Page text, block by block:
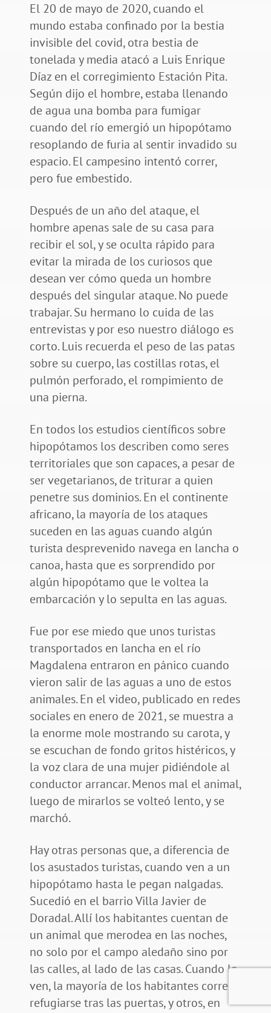
El 20 de mayo de 2020, cuando el
mundo estaba confinado por la bestia
invisible del covid, otra bestia de
tonelada y media atacó a Luis Enrique
Díaz en el corregimiento Estación Pita.
Según dijo el hombre, estaba llenando
de agua una bomba para fumigar
cuando del río emergió un hipopótamo
resoplando de furia al sentir invadido su
espacio. El campesino intentó correr,
pero fue embestido.
Después de un año del ataque, el
hombre apenas sale de su casa para
recibir el sol, y se oculta rápido para
evitar la mirada de los curiosos que
desean ver cómo queda un hombre
después del singular ataque. No puede
trabajar. Su hermano lo cuida de las
entrevistas y por eso nuestro diálogo es
corto. Luis recuerda el peso de las patas
sobre su cuerpo, las costillas rotas, el
pulmón perforado, el rompimiento de
una pierna.
En todos los estudios científicos sobre
hipopótamos los describen como seres
territoriales que son capaces, a pesar de
ser vegetarianos, de triturar a quien
penetre sus dominios. En el continente
africano, la mayoría de los ataques
suceden en las aguas cuando algún
turista desprevenido navega en lancha o
canoa, hasta que es sorprendido por
algún hipopótamo que le voltea la
embarcación y lo sepulta en las aguas.
Fue por ese miedo que unos turistas
transportados en lancha en el río
Magdalena entraron en pánico cuando
vieron salir de las aguas a uno de estos
animales. En el video, publicado en redes
sociales en enero de 2021, se muestra a
la enorme mole mostrando su carota, y
se escuchan de fondo gritos histéricos, y
la voz clara de una mujer pidiéndole al
conductor arrancar. Menos mal el animal,
luego de mirarlos se volteó lento, y se
marchó.
Hay otras personas que, a diferencia de
los asustados turistas, cuando ven a un
hipopótamo hasta le pegan nalgadas.
Sucedió en el barrio Villa Javier de
Doradal. Allí los habitantes cuentan de
un animal que merodea en las noches,
no solo por el campo aledaño sino por
las calles, al lado de las casas. Cuando lo
ven, la mayoría de los habitantes corre a
refugiarse tras las puertas, y otros, en